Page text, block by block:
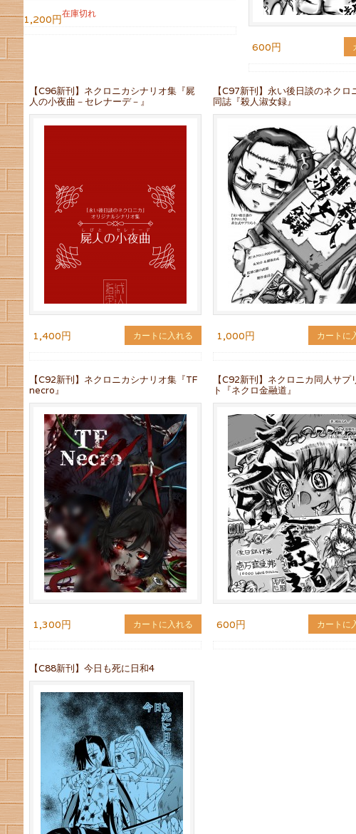
1,200円在庫切れ
600円
【C96新刊】ネクロニカシナリオ集『屍
人の小夜曲－セレナーデ－』
1,400円 カートに入れる
【C97新刊】永い後日談のネクロ
同誌『殺人淑女録』
1,000円 カートに
【C92新刊】ネクロニカシナリオ集『TF
necro』
1,300円 カートに入れる
【C92新刊】ネクロニカ同人サプ
ト『ネクロ金融道』
600円 カートに
【C88新刊】今日も死に日和4